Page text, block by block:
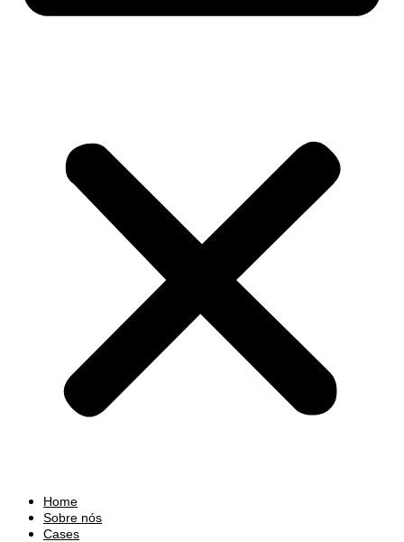
Home
Sobre nós
Cases